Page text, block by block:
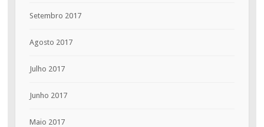
Setembro 2017
Agosto 2017
Julho 2017
Junho 2017
Maio 2017